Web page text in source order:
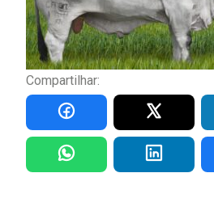
Compartilhar: